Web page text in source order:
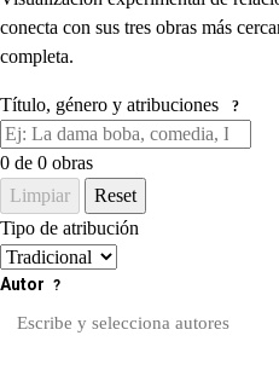
conecta con sus tres obras más
completa.
Título, género y atribuciones ?
0 de 0 obras
Limpiar
Reset
Tipo de atribución
Autor ?